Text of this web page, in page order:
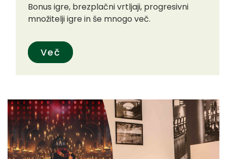
Bonus igre, brezplačni vrtljaji, progresivni
množitelji igre in še mnogo več.
Več